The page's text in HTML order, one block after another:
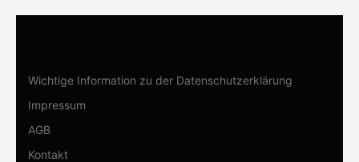
Wichtige Information zu der Datenschutzerklärung
Impressum
AGB
Kontakt